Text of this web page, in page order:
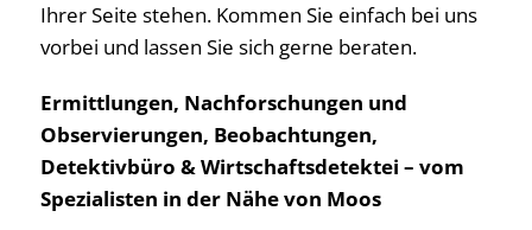
Ihrer Seite stehen. Kommen Sie einfach bei uns
vorbei und lassen Sie sich gerne beraten.
Ermittlungen, Nachforschungen und
Observierungen, Beobachtungen,
Detektivbüro & Wirtschaftsdetektei – vom
Spezialisten in der Nähe von Moos